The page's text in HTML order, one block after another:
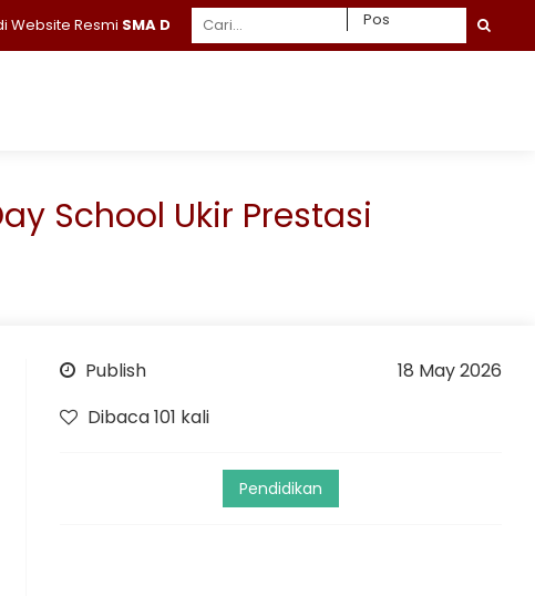
ResmiSMA Daruttaqwa Gresik
School Ukir Prestasi
Publish
18 May 2026
Dibaca 101 kali
Pendidikan